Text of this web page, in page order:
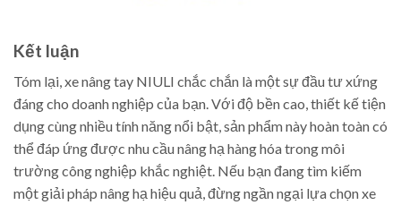
Kết luận
Tóm lại, xe nâng tay NIULI chắc chắn là một sự đầu tư xứng
đáng cho doanh nghiệp của bạn. Với độ bền cao, thiết kế tiện
dụng cùng nhiều tính năng nổi bật, sản phẩm này hoàn toàn có
thể đáp ứng được nhu cầu nâng hạ hàng hóa trong môi
trường công nghiệp khắc nghiệt. Nếu bạn đang tìm kiếm
một giải pháp nâng hạ hiệu quả, đừng ngần ngại lựa chọn xe